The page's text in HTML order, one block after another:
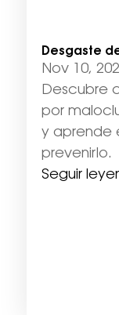
Desgaste
Nov 10,
Descubre
por
y aprende
prevenirlo.
Seguir